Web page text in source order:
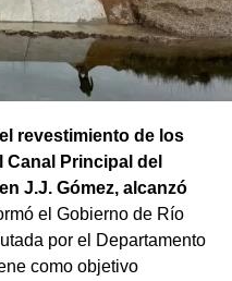
revestimiento de los
Principal del
J.J. Gómez, alcanzó
el Gobierno de Río
por el Departamento
como objetivo